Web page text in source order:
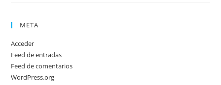
META
Acceder
Feed de entradas
Feed de comentarios
WordPress.org